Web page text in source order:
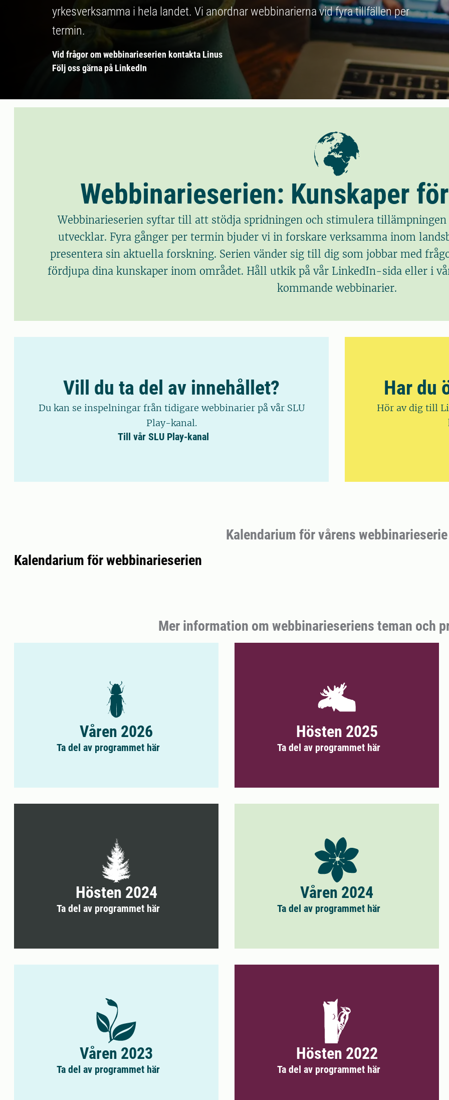
yrkesverksamma i hela landet. Vi anordnar webbinarierna vid fyra tillfällen per
termin.
Vid frågor om webbinarieserien kontakta Linus
Följ oss gärna på LinkedIn
Webbinarieserien: Kunskaper
Webbinarieserien syftar till att stödja spridningen och stimulera
utvecklar. Fyra gånger per termin bjuder vi in forskare verksamma inom
presentera sin aktuella forskning. Serien vänder sig till dig som jobbar med
fördjupa dina kunskaper inom området. Håll utkik på vår LinkedIn-sida eller i
kommande webbinarier.
Vill du ta del av innehållet?
Du kan se inspelningar från tidigare webbinarier på vår SLU
Play-kanal.
Till vår SLU Play-kanal
Har du
Hör av dig till
Kalendarium för vårens webbinarieserie
Kalendarium för webbinarieserien
Mer information om webbinarieseriens teman och
Våren 2026
Ta del av programmet här
Hösten 2025
Ta del av programmet här
Hösten 2024
Ta del av programmet här
Våren 2024
Ta del av programmet här
Våren 2023
Ta del av programmet här
Hösten 2022
Ta del av programmet här